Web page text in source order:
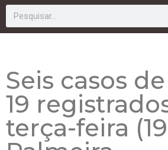
Seis casos
19
terça-feira